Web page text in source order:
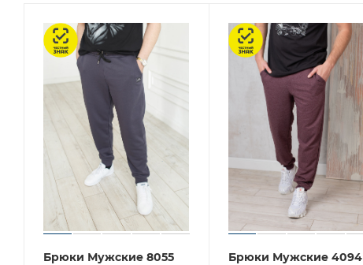
Честный знак
Брюки Мужские 8055
Честный знак
Брюки Мужские 4094